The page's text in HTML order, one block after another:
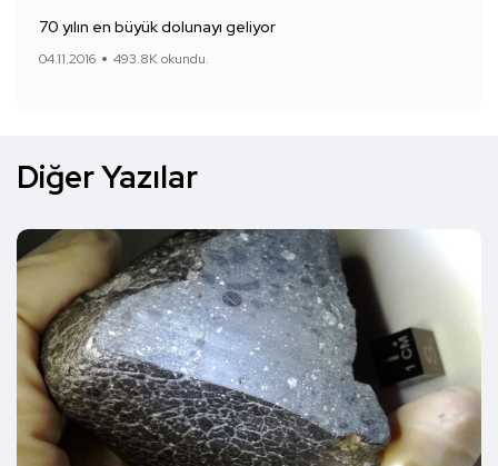
70 yılın en büyük dolunayı geliyor
04.11.2016 493.8K okundu.
Diğer Yazılar